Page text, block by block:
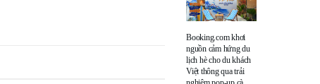
Booking.com khơi
nguồn cảm hứng du
lịch hè cho du khách
Việt thông qua trải